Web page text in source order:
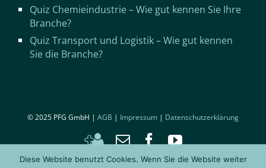
Quiz Chemieindustrie – Wie gut kennen Sie Ihre
Branche?
Quiz Transport und Logistik – Wie gut kennen
Sie die Branche?
© 2025 PFG GmbH | AGB | Impressum | Datenschutzerklärung
Kontakt
hinzufügen
Email Facebook
YouTube
Diese Website benutzt Cookies. Wenn Sie die Website weiter